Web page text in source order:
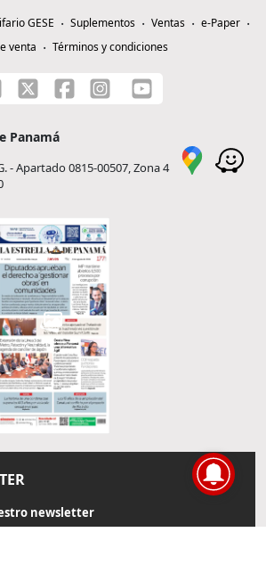
GESE Suplementos Ventas
e-Paper
venta
Términos y condiciones
Panamá
- Apartado 0815-00507, Zona 4
newsletter
información de actualidad directamente en